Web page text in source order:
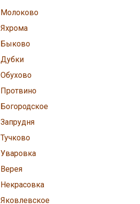
Молоково
Яхрома
Быково
Дубки
Обухово
Протвино
Богородское
Запрудня
Тучково
Уваровка
Верея
Некрасовка
Яковлевское